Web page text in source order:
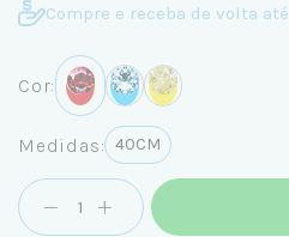
Compre e receba de volta até
Cor:
Medidas: 40CM